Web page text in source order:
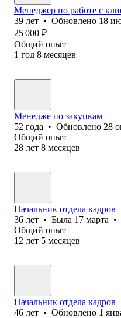
Менеджер по работе с
39 лет • Обновлено 18
25 000 ₽
Общий опыт
1 год 8 месяцев
Менедже по закупкам
52 года • Обновлено 28
Общий опыт
28 лет 8 месяцев
Начальник отдела кадров
36 лет • Была 17 марта •
Общий опыт
12 лет 5 месяцев
Начальник отдела кадров
46 лет • Обновлено 1